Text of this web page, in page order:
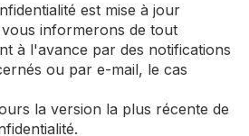
est mise à jour
informerons de tout
à l'avance par des notifications
ou par e-mail, le cas
la version la plus récente de